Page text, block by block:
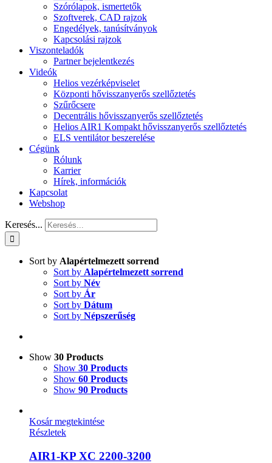
Szórólapok, ismertetők
Szoftverek, CAD rajzok
Engedélyek, tanúsítványok
Kapcsolási rajzok
Viszonteladók
Partner bejelentkezés
Videók
Helios vezérképviselet
Központi hővisszanyerős szellőztetés
Szűrőcsere
Decentrális hővisszanyerős szellőztetés
Helios AIR1 Kompakt hővisszanyerős szellőztetés
ELS ventilátor beszerelése
Cégünk
Rólunk
Karrier
Hírek, információk
Kapcsolat
Webshop
Keresés...
Sort by Alapértelmezett sorrend
Sort by Alapértelmezett sorrend
Sort by Név
Sort by Ár
Sort by Dátum
Sort by Népszerűség
Show 30 Products
Show 30 Products
Show 60 Products
Show 90 Products
Kosár megtekintése
Részletek
AIR1-KP XC 2200-3200